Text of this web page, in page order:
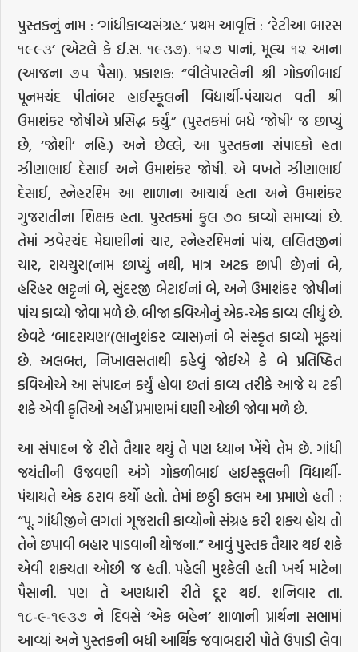
પુસ્તકનું નામ : ‘ગાંધીકાવ્યસંગ્રહ.’ પ્રથમ આવૃત્તિ : ‘રેટીઆ બારસ
૧૯૯૩’ (એટલે કે ઈ.સ. ૧૯૩૭). ૧૨૭ પાનાં, મૂલ્ય ૧૨ આના
(આજના ૭૫ પૈસા). પ્રકાશક: “વીલેપારલેની શ્રી ગોકળીબાઈ
પૂનમચંદ પીતાંબર હાઈસ્કૂલની વિદ્યાર્થી-પંચાયત વતી શ્રી
ઉમાશંકર જોષીએ પ્રસિદ્ધ કર્યું.” (પુસ્તકમાં બધે ‘જોષી’ જ છાપ્યું
છે, ‘જોશી’ નહિ.) અને છેલ્લે, આ પુસ્તકના સંપાદકો હતા
ઝીણાભાઈ દેસાઈ અને ઉમાશંકર જોષી. એ વખતે ઝીણાભાઈ
દેસાઈ, સ્નેહરશ્મિ આ શાળાના આચાર્ય હતા અને ઉમાશંકર
ગુજરાતીના શિક્ષક હતા. પુસ્તકમાં કુલ ૭૦ કાવ્યો સમાવ્યાં છે.
તેમાં ઝવેરચંદ મેઘાણીનાં ચાર, સ્નેહરશ્મિનાં પાંચ, લલિતજીનાં
ચાર, રાયચુરા(નામ છાપ્યું નથી, માત્ર અટક છાપી છે)નાં બે,
હરિહર ભટ્ટનાં બે, સુંદરજી બેટાઈનાં બે, અને ઉમાશંકર જોષીનાં
પાંચ કાવ્યો જોવા મળે છે. બીજા કવિઓનું એક-એક કાવ્ય લીધું છે.
છેવટે ‘બાદરાયણ’(ભાનુશંકર વ્યાસ)નાં બે સંસ્કૃત કાવ્યો મૂક્યાં
છે. અલબત્ત, નિખાલસતાથી કહેવું જોઈએ કે બે પ્રતિષ્ઠિત
કવિઓએ આ સંપાદન કર્યું હોવા છતાં કાવ્ય તરીકે આજે ય ટકી
શકે એવી કૃતિઓ અહીં પ્રમાણમાં ઘણી ઓછી જોવા મળે છે.
આ સંપાદન જે રીતે તૈયાર થયું તે પણ ધ્યાન ખેંચે તેમ છે. ગાંધી
જયંતીની ઉજવણી અંગે ગોકળીબાઈ હાઈસ્કૂલની વિદ્યાર્થી-
પંચાયતે એક ઠરાવ કર્યો હતો. તેમાં છઠ્ઠી કલમ આ પ્રમાણે હતી :
“પૂ. ગાંધીજીને લગતાં ગૂજરાતી કાવ્યોનો સંગ્રહ કરી શક્ય હોય તો
તેને છપાવી બહાર પાડવાની યોજના.” આવું પુસ્તક તૈયાર થઈ શકે
એવી શક્યતા ઓછી જ હતી. પહેલી મુશ્કેલી હતી ખર્ચ માટેના
પૈસાની. પણ તે અણધારી રીતે દૂર થઈ. શનિવાર તા.
૧૮-૯-૧૯૩૭ ને દિવસે ‘એક બહેન’ શાળાની પ્રાર્થના સભામાં
આવ્યાં અને પુસ્તકની બધી આર્થિક જવાબદારી પોતે ઉપાડી લેવા